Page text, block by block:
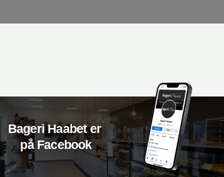
Bageri Haabet er ​
på Facebook